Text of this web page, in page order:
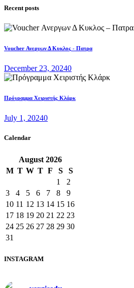
Recent posts
Voucher Ανεργων Δ Κυκλος - Πατρα
December 23, 20240
Πρόγραμμα Χειριστής Κλάρκ
July 1, 20240
Calendar
August 2026
M T W T F S
S
1
2
3
4 5 6 7 8
9
10 11 12 13 14 15 16
17 18 19 20 21 22 23
24 25 26 27 28 29 30
31
INSTAGRAM